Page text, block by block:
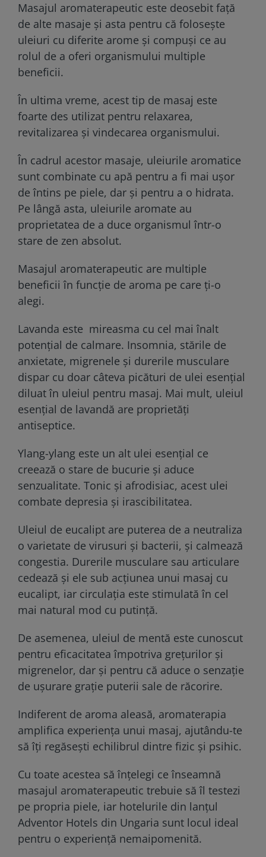
Masajul aromaterapeutic este deosebit față
de alte masaje și asta pentru că folosește
uleiuri cu diferite arome și compuși ce au
rolul de a oferi organismului multiple
beneficii.
În ultima vreme, acest tip de masaj este
foarte des utilizat pentru relaxarea,
revitalizarea și vindecarea organismului.
În cadrul acestor masaje, uleiurile aromatice
sunt combinate cu apă pentru a fi mai ușor
de întins pe piele, dar și pentru a o hidrata.
Pe lângă asta, uleiurile aromate au
proprietatea de a duce organismul într-o
stare de zen absolut.
Masajul aromaterapeutic are multiple
beneficii în funcție de aroma pe care ți-o
alegi.
Lavanda este mireasma cu cel mai înalt
potenţial de calmare. Insomnia, stările de
anxietate, migrenele și durerile musculare
dispar cu doar câteva picături de ulei esenţial
diluat în uleiul pentru masaj. Mai mult, uleiul
esenţial de lavandă are proprietăţi
antiseptice.
Ylang-ylang este un alt ulei esențial ce
creează o stare de bucurie și aduce
senzualitate. Tonic și afrodisiac, acest ulei
combate depresia și irascibilitatea.
Uleiul de eucalipt are puterea de a neutraliza
o varietate de virusuri şi bacterii, și calmează
congestia. Durerile musculare sau articulare
cedează şi ele sub acţiunea unui masaj cu
eucalipt, iar circulaţia este stimulată în cel
mai natural mod cu putinţă.
De asemenea, uleiul de mentă este cunoscut
pentru eficacitatea împotriva grețurilor și
migrenelor, dar și pentru că aduce o senzație
de ușurare grație puterii sale de răcorire.
Indiferent de aroma aleasă, aromaterapia
amplifica experiența unui masaj, ajutându-te
să îți regăsești echilibrul dintre fizic și psihic.
Cu toate acestea să înțelegi ce înseamnă
masajul aromaterapeutic trebuie să îl testezi
pe propria piele, iar hotelurile din lanțul
Adventor Hotels din Ungaria sunt locul ideal
pentru o experiență nemaipomenită.